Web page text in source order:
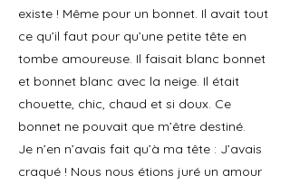
existe ! Même pour un bonnet. Il avait tout
ce qu’il faut pour qu’une petite tête en
tombe amoureuse. Il faisait blanc bonnet
et bonnet blanc avec la neige. Il était
chouette, chic, chaud et si doux. Ce
bonnet ne pouvait que m’être destiné.
Je n’en n’avais fait qu’à ma tête : J’avais
craqué ! Nous nous étions juré un amour